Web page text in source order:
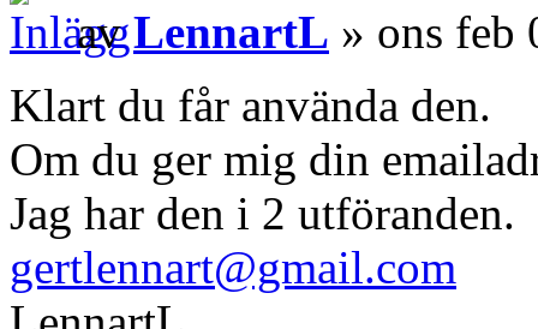
avLennartL » ons feb
Klart du får använda den.
Om du ger mig din
Jag har den i 2 utföranden.
gertlennart@gmail.com